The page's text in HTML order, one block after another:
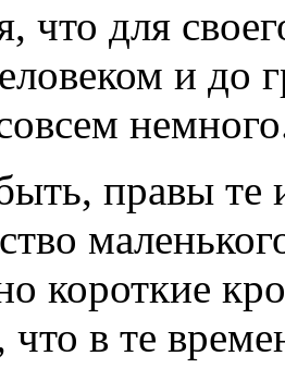
что для
и до
правы те
короткие
что в те